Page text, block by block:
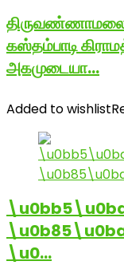
கஸ்தம்பாடி
அகமுடையா…
Added to wishlist
\u0…